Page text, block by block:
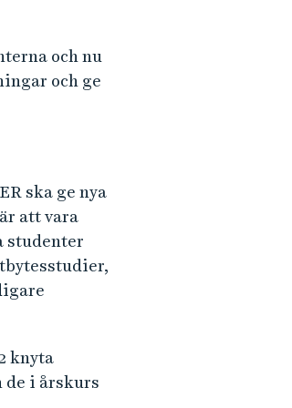
och nu
och ge
ska ge nya
att vara
studenter
knyta
de i årskurs